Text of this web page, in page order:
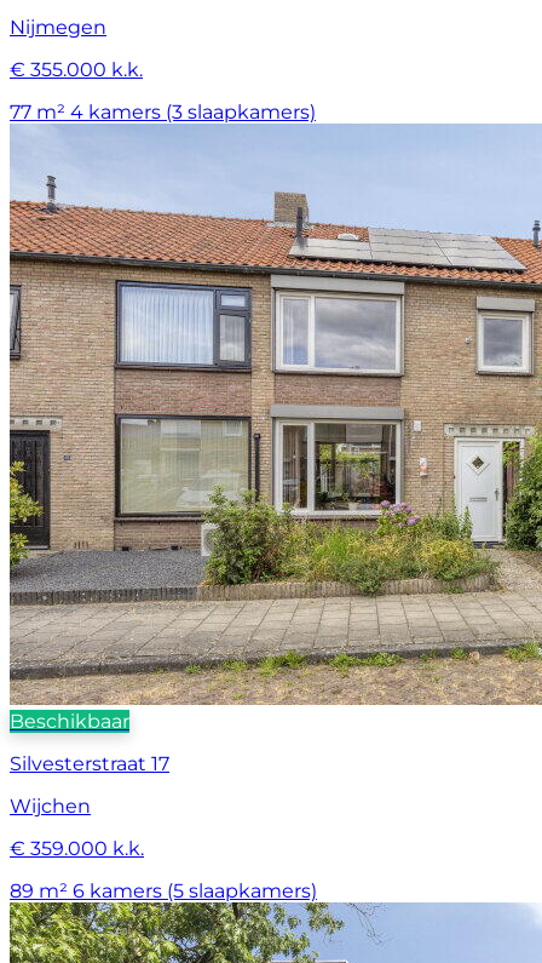
Nijmegen
€ 355.000 k.k.
77 m² 4 kamers (3 slaapkamers)
Beschikbaar
Silvesterstraat 17
Wijchen
€ 359.000 k.k.
89 m² 6 kamers (5 slaapkamers)